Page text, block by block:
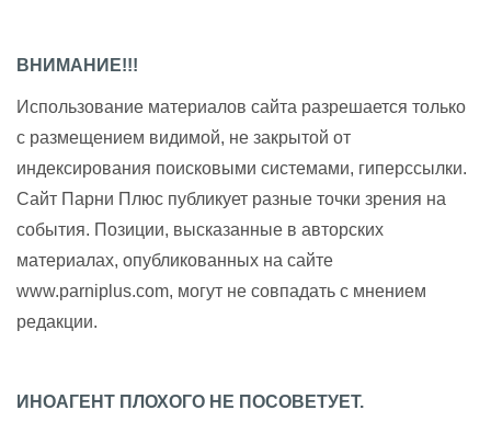
ВНИМАНИЕ!!!
Использование материалов сайта разрешается только
с размещением видимой, не закрытой от
индексирования поисковыми системами, гиперссылки.
Сайт Парни Плюс публикует разные точки зрения на
события. Позиции, высказанные в авторских
материалах, опубликованных на сайте
www.parniplus.com, могут не совпадать с мнением
редакции.
ИНОАГЕНТ ПЛОХОГО НЕ ПОСОВЕТУЕТ.